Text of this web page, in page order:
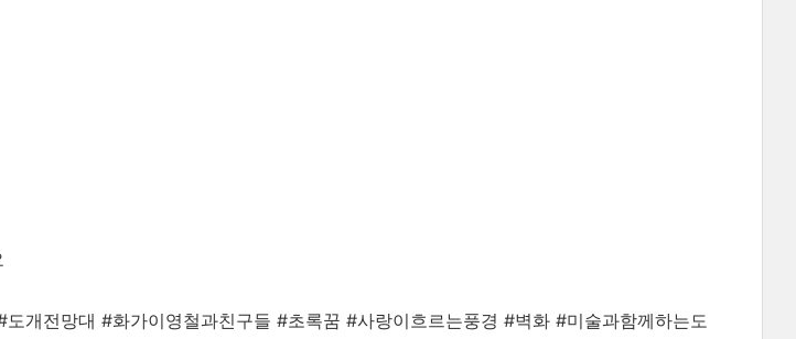
개전망대 #화가이영철과친구들 #초록꿈 #사랑이흐르는풍경 #벽화 #미술과함께하는도